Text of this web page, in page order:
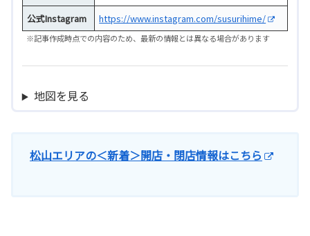
公式Instagram
https://www.instagram.com/susurihime/
※記事作成時点での内容のため、最新の情報とは異なる場合があります
地図を見る
松山エリアの＜新着＞開店・閉店情報はこちら